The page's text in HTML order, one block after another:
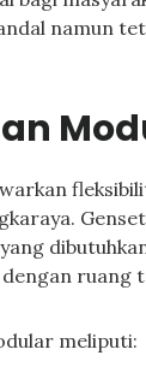
namun
ruang
meliputi: